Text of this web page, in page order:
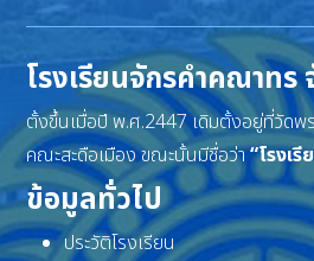
โรงเรียนจักรคำคณาทร
ตั้งขึ้นเมื่อปี พ.ศ.2447 เดิมตั้งอยู่ที่วัด
คณะสะดือเมือง ขณะนั้นมีชื่อว่า“โรงเ
ข้อมูลทั่วไป
ประวัติโรงเรียน